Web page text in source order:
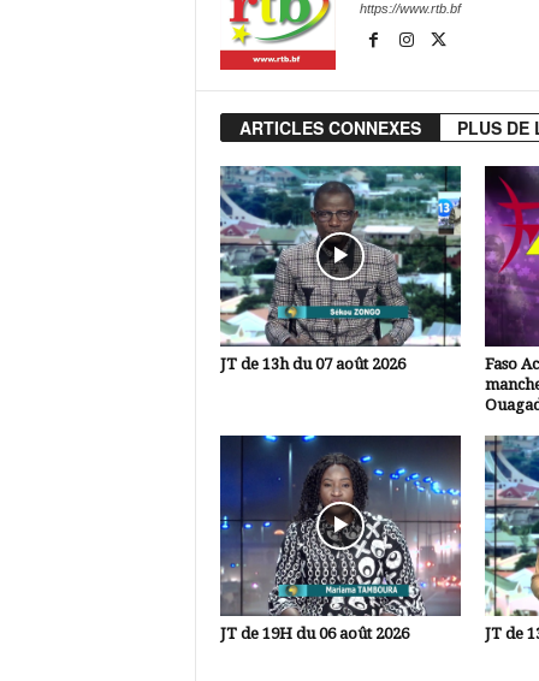
https://www.rtb.bf
ARTICLES CONNEXES PLUS DE
JT de 13h du 07 août 2026
Faso
JT de 19H du 06 août 2026 JT de